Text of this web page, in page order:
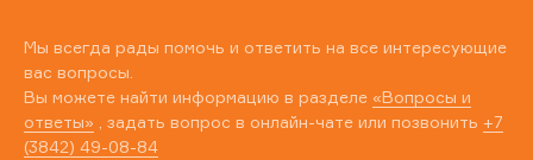
Мы всегда рады помочь и ответить на все интересующие
вас вопросы.
Вы можете найти информацию в разделе «Вопросы и
ответы» , задать вопрос в онлайн-чате или позвонить +7
(3842) 49-08-84